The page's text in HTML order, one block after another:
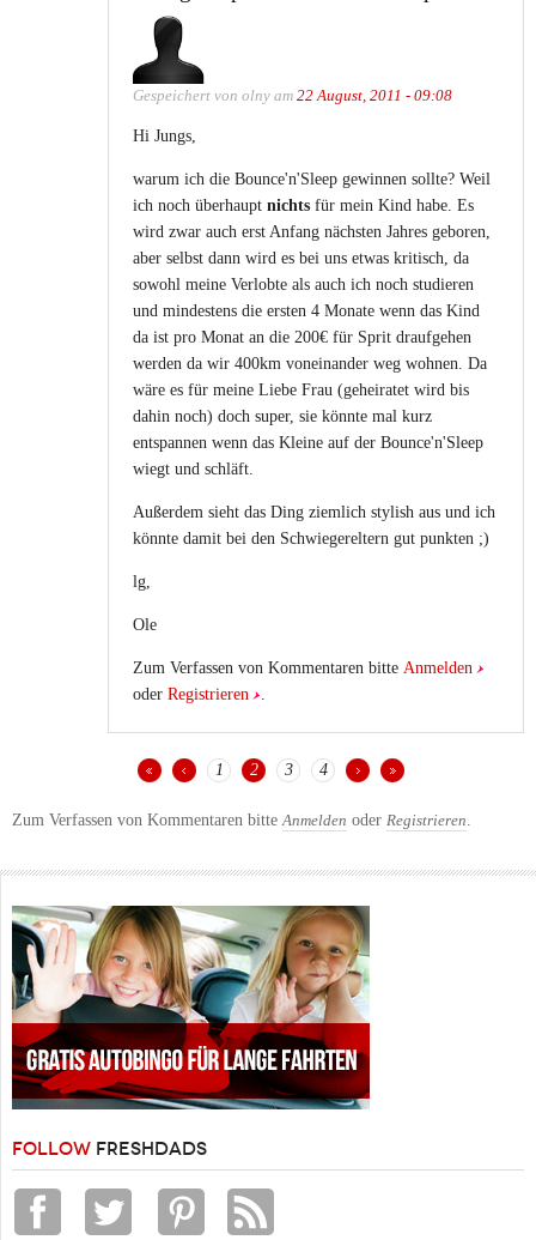
Gespeichert von olny am 22 August, 2011 - 09:08
Hi Jungs,
warum ich die Bounce'n'Sleep gewinnen sollte? Weil
ich noch überhaupt nichts für mein Kind habe. Es
wird zwar auch erst Anfang nächsten Jahres geboren,
aber selbst dann wird es bei uns etwas kritisch, da
sowohl meine Verlobte als auch ich noch studieren
und mindestens die ersten 4 Monate wenn das Kind
da ist pro Monat an die 200€ für Sprit draufgehen
werden da wir 400km voneinander weg wohnen. Da
wäre es für meine Liebe Frau (geheiratet wird bis
dahin noch) doch super, sie könnte mal kurz
entspannen wenn das Kleine auf der Bounce'n'Sleep
wiegt und schläft.
Außerdem sieht das Ding ziemlich stylish aus und ich
könnte damit bei den Schwiegereltern gut punkten ;)
lg,
Ole
Zum Verfassen von Kommentaren bitte Anmelden
oder Registrieren .
1 2 3 4
Zum Verfassen von Kommentaren bitteAnmelden oder Registrieren.
FOLLOW FRESHDADS